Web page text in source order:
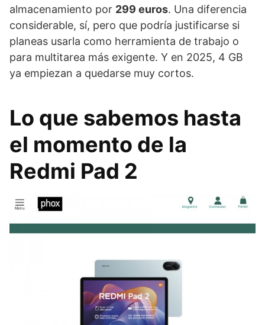
almacenamiento por 299 euros. Una diferencia
considerable, sí, pero que podría justificarse si
planeas usarla como herramienta de trabajo o
para multitarea más exigente. Y en 2025, 4 GB
ya empiezan a quedarse muy cortos.
Lo que sabemos hasta
el momento de la
Redmi Pad 2